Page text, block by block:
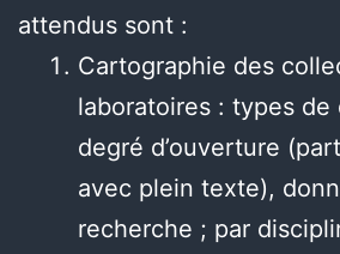
attendus sont :
Cartographie des
laboratoires : types de
degré d’ouverture
avec plein texte),
recherche ; par